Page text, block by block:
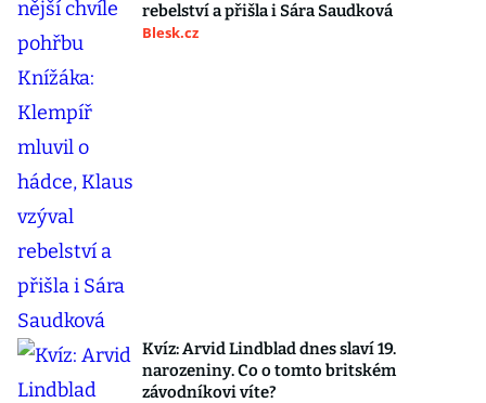
rebelství a přišla i Sára Saudková
Blesk.cz
Kvíz: Arvid Lindblad dnes slaví 19.
narozeniny. Co o tomto britském
závodníkovi víte?